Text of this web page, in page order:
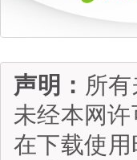
声明： 所
未经本网
在下载使